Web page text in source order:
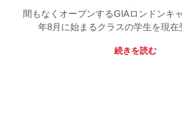
間もなくオープンするGIAロンドンキ
年8月に始まるクラスの学生を現在
続きを読む